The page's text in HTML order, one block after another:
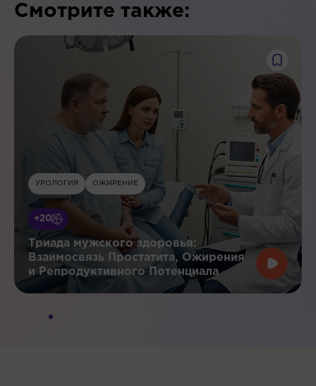
Смотрите также:
УРОЛОГИЯ ОЖИРЕНИЕ
+20
Триада мужского здоровья:
Взаимосвязь Простатита, Ожирения
и Репродуктивного Потенциала